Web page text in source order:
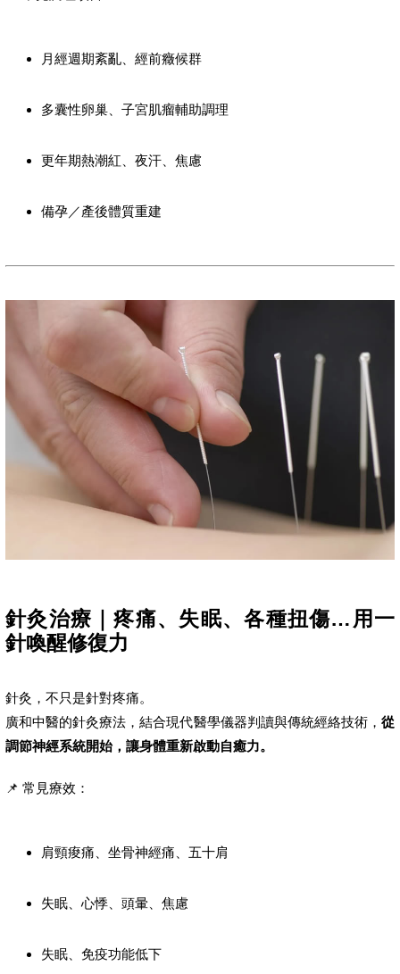
月經週期紊亂、經前癥候群
多囊性卵巢、子宮肌瘤輔助調理
更年期熱潮紅、夜汗、焦慮
備孕／產後體質重建
針灸治療｜疼痛、失眠、各種扭傷…用一
針喚醒修復力
針灸，不只是針對疼痛。
廣和中醫的針灸療法，結合現代醫學儀器判讀與傳統經絡技術， 從
調節神經系統開始，讓身體重新啟動自癒力。
📌 常見療效：
肩頸痠痛、坐骨神經痛、五十肩
失眠、心悸、頭暈、焦慮
失眠、免疫功能低下